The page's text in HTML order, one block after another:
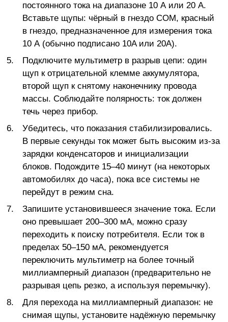
постоянного тока на диапазоне 10 А или 20 А.
Вставьте щупы: чёрный в гнездо COM, красный
в гнездо, предназначенное для измерения тока
10 А (обычно подписано 10A или 20A).
Подключите мультиметр в разрыв цепи: один
щуп к отрицательной клемме аккумулятора,
второй щуп к снятому наконечнику провода
массы. Соблюдайте полярность: ток должен
течь через прибор.
Убедитесь, что показания стабилизировались.
В первые секунды ток может быть высоким из-за
зарядки конденсаторов и инициализации
блоков. Подождите 15–40 минут (на некоторых
автомобилях до часа), пока все системы не
перейдут в режим сна.
Запишите установившееся значение тока. Если
оно превышает 200–300 мА, можно сразу
переходить к поиску потребителя. Если ток в
пределах 50–150 мА, рекомендуется
переключить мультиметр на более точный
миллиамперный диапазон (предварительно не
разрывая цепь резко, а используя перемычку).
Для перехода на миллиамперный диапазон: не
снимая щупы, установите надёжную перемычку